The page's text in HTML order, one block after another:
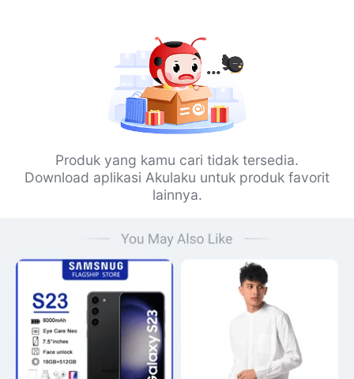
Produk yang kamu cari tidak tersedia.
Download aplikasi Akulaku untuk produk favorit
lainnya.